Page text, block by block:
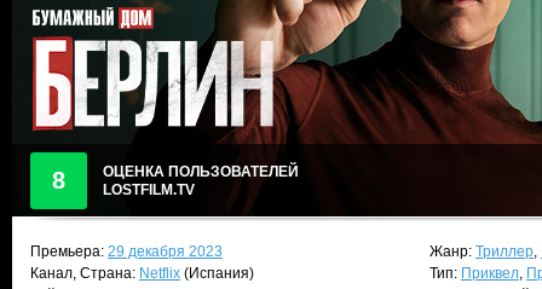
8
ОЦЕНКА ПОЛЬЗОВАТЕЛЕЙ
LOSTFILM.TV
Премьера: 29 декабря 2023
Канал, Страна: Netflix (Испания)
Жанр: Триллер,
Тип: Приквел,